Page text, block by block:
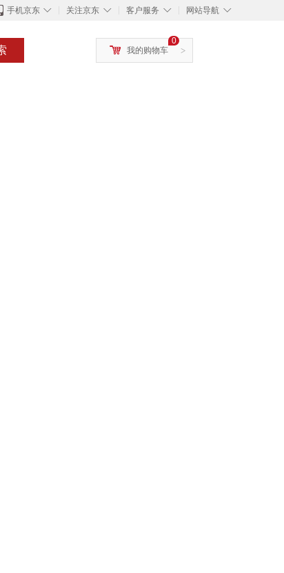
◇
手机京东 ◇
关注京东 ◇
客户服务 ◇
网站导航
>
0
我的购物车